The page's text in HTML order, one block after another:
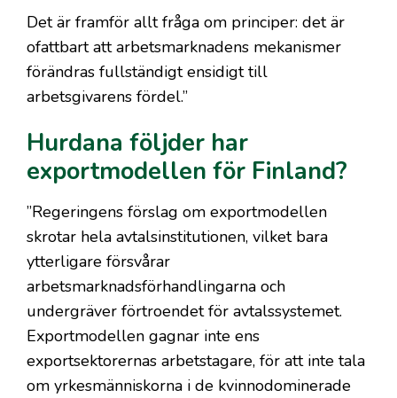
Det är framför allt fråga om principer: det är
ofattbart att arbetsmarknadens mekanismer
förändras fullständigt ensidigt till
arbetsgivarens fördel.”
Hurdana följder har
exportmodellen för Finland?
”Regeringens förslag om exportmodellen
skrotar hela avtalsinstitutionen, vilket bara
ytterligare försvårar
arbetsmarknadsförhandlingarna och
undergräver förtroendet för avtalssystemet.
Exportmodellen gagnar inte ens
exportsektorernas arbetstagare, för att inte tala
om yrkesmänniskorna i de kvinnodominerade